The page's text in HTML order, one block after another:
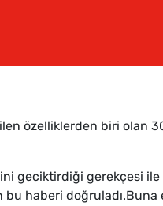
özelliklerden biri olan
geciktirdiği gerekçesi
bu haberi